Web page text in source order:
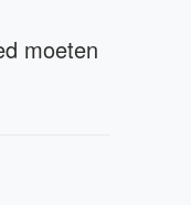
moeten